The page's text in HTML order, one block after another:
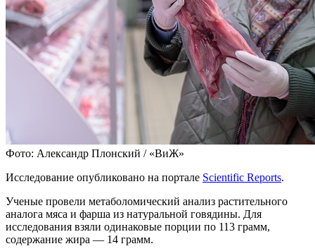
Фото: Александр Плонский / «ВиЖ»
Исследование опубликовано на портале Scientific Reports.
Ученые провели метаболомический анализ растительного
аналога мяса и фарша из натуральной говядины. Для
исследования взяли одинаковые порции по 113 грамм,
содержание жира — 14 грамм.